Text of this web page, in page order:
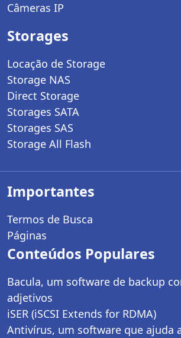
Câmeras IP
Storages
Locação de Storage
Storage NAS
Direct Storage
Storages SATA
Storages SAS
Storage All Flash
Importantes
Termos de Busca
Páginas
Conteúdos Populares
Bacula, um software de backup
adjetivos
iSER (iSCSI Extends for RDMA)
Antivírus, um software que ajuda